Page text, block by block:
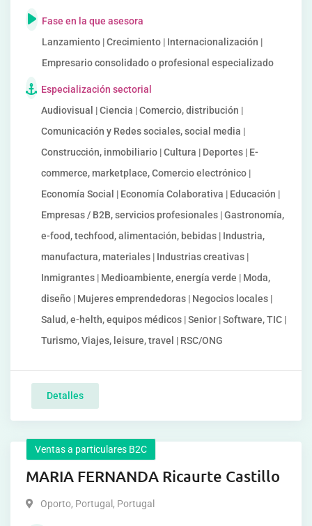
Fase en la que asesora
Lanzamiento | Crecimiento | Internacionalización |
Empresario consolidado o profesional especializado
Especialización sectorial
Audiovisual | Ciencia | Comercio, distribución |
Comunicación y Redes sociales, social media |
Construcción, inmobiliario | Cultura | Deportes | E-
commerce, marketplace, Comercio electrónico |
Economía Social | Economía Colaborativa | Educación |
Empresas / B2B, servicios profesionales | Gastronomía,
e-food, techfood, alimentación, bebidas | Industria,
manufactura, materiales | Industrias creativas |
Inmigrantes | Medioambiente, energía verde | Moda,
diseño | Mujeres emprendedoras | Negocios locales |
Salud, e-helth, equipos médicos | Senior | Software, TIC |
Turismo, Viajes, leisure, travel | RSC/ONG
Detalles
Ventas a particulares B2C
MARIA FERNANDA Ricaurte Castillo
Oporto, Portugal , Portugal